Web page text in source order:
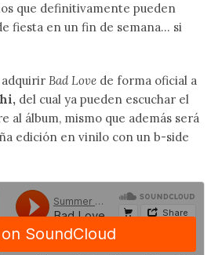
que definitivamente pueden
fiesta en un fin de semana… si
adquirirBad Love de forma oficial a
del cual ya pueden escuchar el
al álbum, mismo que además será
edición en vinilo con un b-side